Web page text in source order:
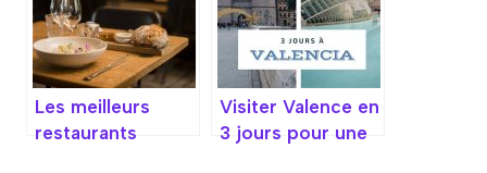
Les meilleurs
restaurants
Visiter Valence en
3 jours pour une